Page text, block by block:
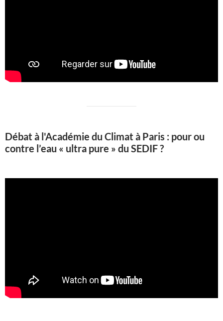
Débat à l'Académie du Climat à Paris : pour ou
contre l’eau « ultra pure » du SEDIF ?